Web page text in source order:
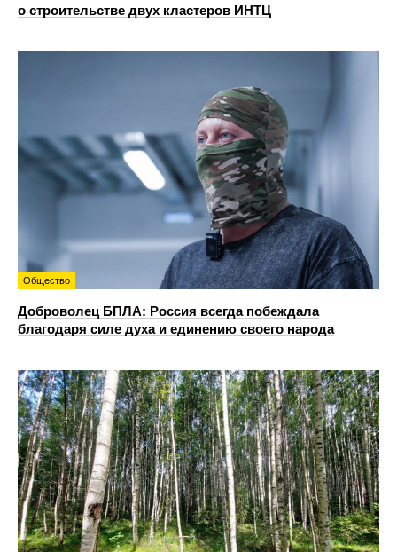
о строительстве двух кластеров ИНТЦ
Общество
Доброволец БПЛА: Россия всегда побеждала
благодаря силе духа и единению своего народа